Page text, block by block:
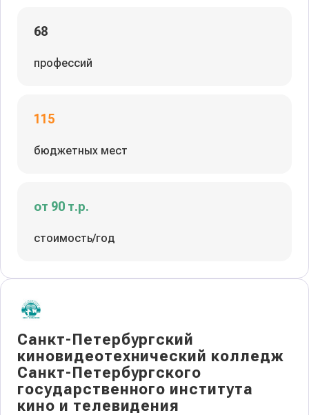
68
профессий
115
бюджетных мест
от 90 т.р.
стоимость/год
Санкт-Петербургский
киновидеотехнический колледж
Санкт-Петербургского
государственного института
кино и телевидения